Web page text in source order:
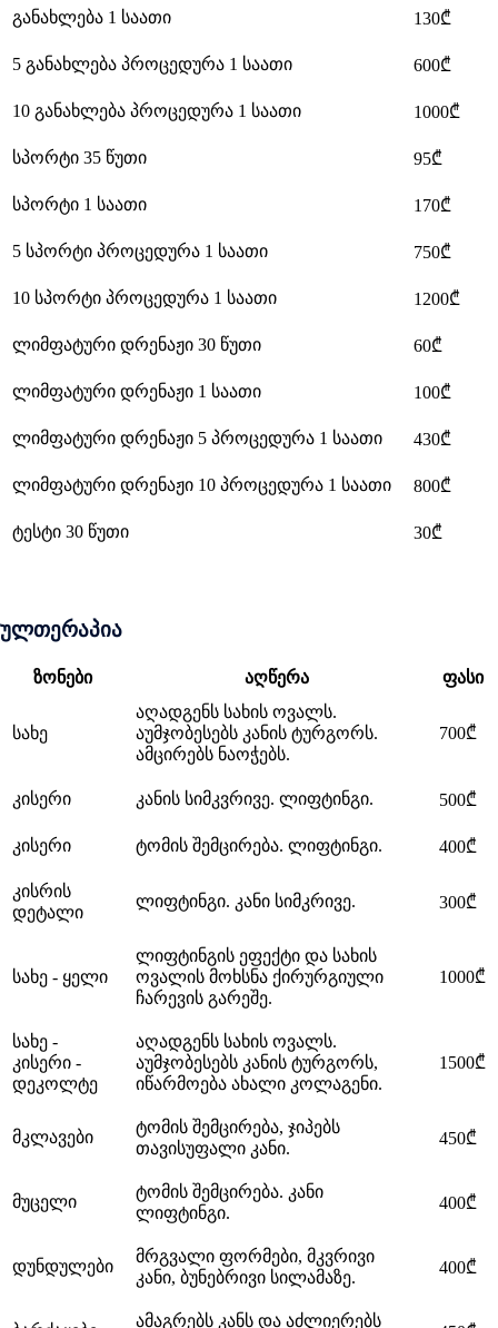
განახლება 1 საათი 130₾
5 განახლება პროცედურა 1 საათი 600₾
10 განახლება პროცედურა 1 საათი 1000₾
სპორტი 35 წუთი 95₾
სპორტი 1 საათი 170₾
5 სპორტი პროცედურა 1 საათი 750₾
10 სპორტი პროცედურა 1 საათი 1200₾
ლიმფატური დრენაჟი 30 წუთი 60₾
ლიმფატური დრენაჟი 1 საათი 100₾
ლიმფატური დრენაჟი 5 პროცედურა 1 საათი 430₾
ლიმფატური დრენაჟი 10 პროცედურა 1 საათი 800₾
ტესტი 30 წუთი 30₾
ულთერაპია
ზონები აღწერა ფასი
სახე
აღადგენს სახის ოვალს.
აუმჯობესებს კანის ტურგორს.
ამცირებს ნაოჭებს.
700₾
კისერი კანის სიმკვრივე. ლიფტინგი. 500₾
კისერი ტომის შემცირება. ლიფტინგი. 400₾
კისრის
დეტალი
ლიფტინგი. კანი სიმკრივე. 300₾
სახე - ყელი
ლიფტინგის ეფექტი და სახის
ოვალის მოხსნა ქირურგიული
ჩარევის გარეშე.
1000₾
სახე -
კისერი -
დეკოლტე
აღადგენს სახის ოვალს.
აუმჯობესებს კანის ტურგორს,
იწარმოება ახალი კოლაგენი.
1500₾
მკლავები
ტომის შემცირება, ჯიპებს
თავისუფალი კანი.
450₾
მუცელი
ტომის შემცირება. კანი
ლიფტინგი.
400₾
დუნდულები
მრგვალი ფორმები, მკვრივი
კანი, ბუნებრივი სილამაზე.
400₾
ამაგრებს კანს და აძლიერებს